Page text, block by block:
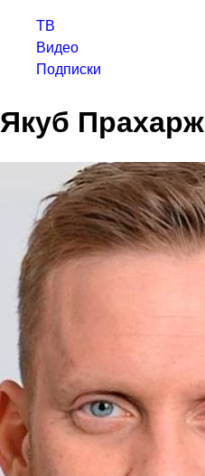
ТВ
Видео
Подписки
Якуб Прахарж